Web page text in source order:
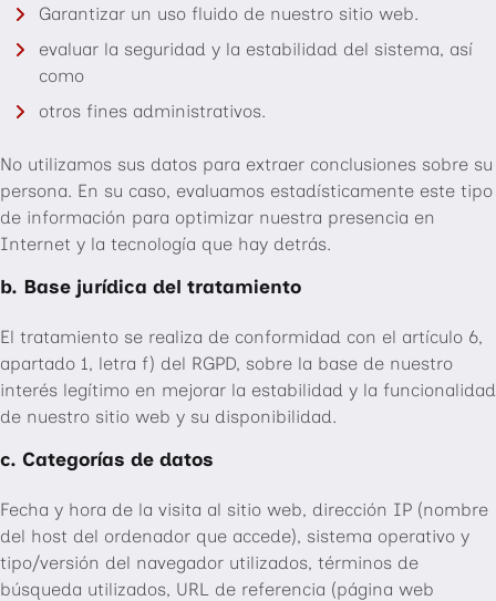
Garantizar un uso fluido de nuestro sitio web.
evaluar la seguridad y la estabilidad del sistema, así
como
otros fines administrativos.
No utilizamos sus datos para extraer conclusiones sobre su
persona. En su caso, evaluamos estadísticamente este tipo
de información para optimizar nuestra presencia en
Internet y la tecnología que hay detrás.
b. Base jurídica del tratamiento
El tratamiento se realiza de conformidad con el artículo 6,
apartado 1, letra f) del RGPD, sobre la base de nuestro
interés legítimo en mejorar la estabilidad y la funcionalidad
de nuestro sitio web y su disponibilidad.
c. Categorías de datos
Fecha y hora de la visita al sitio web, dirección IP (nombre
del host del ordenador que accede), sistema operativo y
tipo/versión del navegador utilizados, términos de
búsqueda utilizados, URL de referencia (página web